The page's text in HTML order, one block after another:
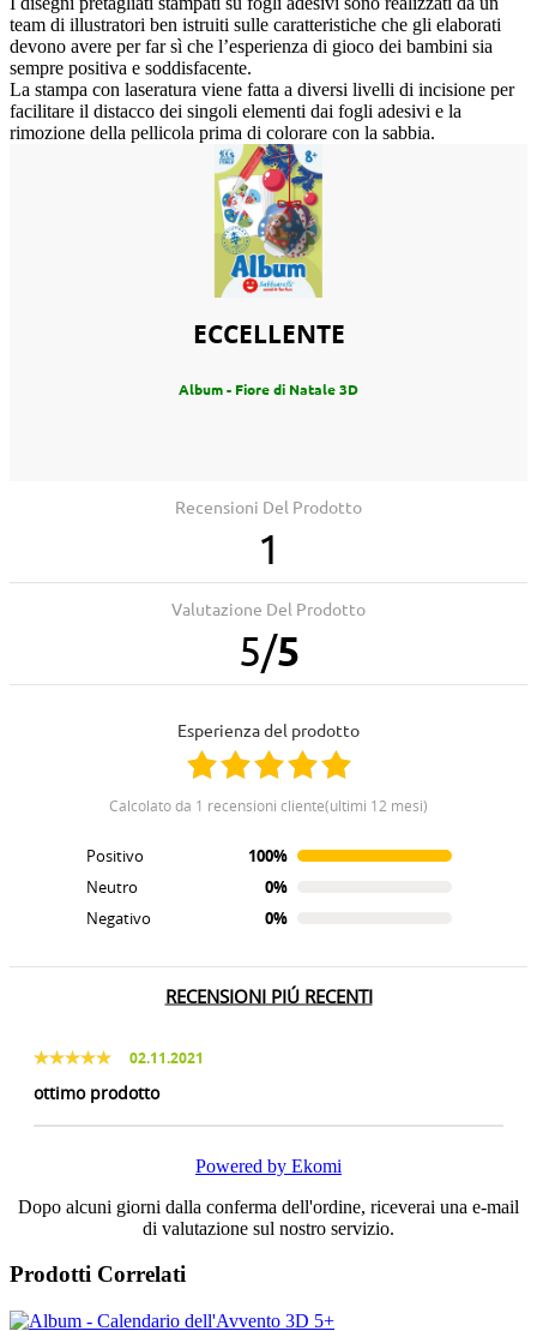
team di illustratori ben istruiti sulle caratteristiche che gli elaborati
devono avere per far sì che l’esperienza di gioco dei bambini sia
sempre positiva e soddisfacente.
La stampa con laseratura viene fatta a diversi livelli di incisione per
facilitare il distacco dei singoli elementi dai fogli adesivi e la
rimozione della pellicola prima di colorare con la sabbia.
ECCELLENTE
Album - Fiore di Natale 3D
Recensioni Del Prodotto
1
Valutazione Del Prodotto
5/5
Esperienza del prodotto
calcolato da 1 recensioni cliente(ultimi 12 mesi)
Positivo
100%
Neutro
0%
Negativo
0%
RECENSIONI PIÚ RECENTI
02.11.2021
ottimo prodotto
Powered by Ekomi
Dopo alcuni giorni dalla conferma dell'ordine, riceverai una e-mail
di valutazione sul nostro servizio.
Prodotti Correlati